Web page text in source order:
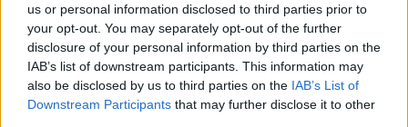
us or personal information disclosed to third parties prior to
your opt-out. You may separately opt-out of the further
disclosure of your personal information by third parties on the
IAB’s list of downstream participants. This information may
also be disclosed by us to third parties on the IAB’s List of
Downstream Participants that may further disclose it to other